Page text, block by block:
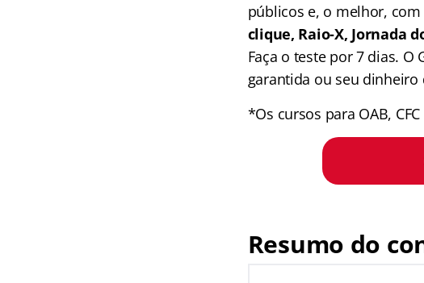
públicos e, o melhor,
clique, Raio-X, Jornada
Faça o teste por 7 dias.
garantida ou seu dinheiro
*Os cursos para OAB,
Resumo do